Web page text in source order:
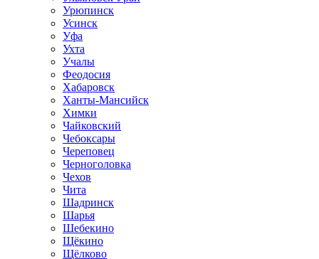
Урюпинск
Усинск
Уфа
Ухта
Учалы
Феодосия
Хабаровск
Ханты-Мансийск
Химки
Чайковский
Чебоксары
Череповец
Черноголовка
Чехов
Чита
Шадринск
Шарья
Шебекино
Щёкино
Щёлково